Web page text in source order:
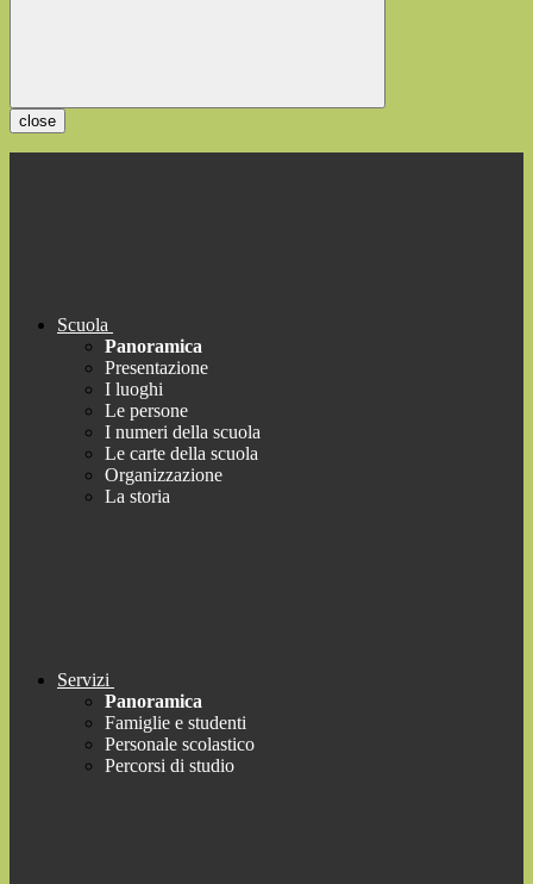
close
Scuola
Panoramica
Presentazione
I luoghi
Le persone
I numeri della scuola
Le carte della scuola
Organizzazione
La storia
Servizi
Panoramica
Famiglie e studenti
Personale scolastico
Percorsi di studio